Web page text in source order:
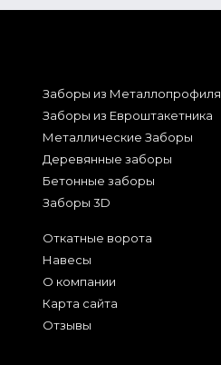
Заборы из Металлопрофиля
Заборы из Евроштакетника
Металлические Заборы
Деревянные заборы
Бетонные заборы
Заборы 3D
Откатные ворота
Навесы
О компании
Карта сайта
Отзывы